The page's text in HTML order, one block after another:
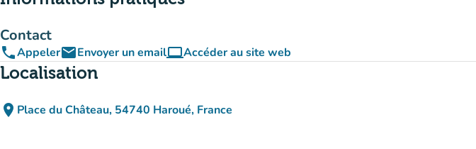
Contact
phoneAppeleremailEnvoyer un emailcomputerAccéder au site web
(nouvel onglet)
Localisation
place Place du Château, 54740 Haroué, France
(ouvrir dans Google Maps)
(nouvel onglet)